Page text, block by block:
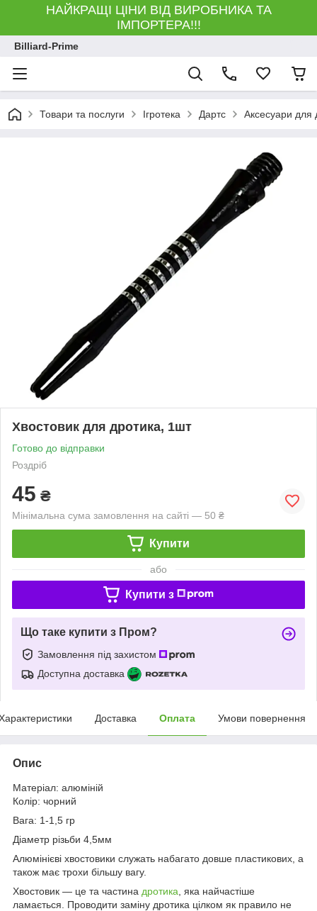
НАЙКРАЩІ ЦІНИ ВІД ВИРОБНИКА ТА
ІМПОРТЕРА!!!
Billiard-Prime
Товари та послуги Ігротека Дартс Аксесуари для
Хвостовик для дротика, 1шт
Готово до відправки
Роздріб
45 ₴
Мінімальна сума замовлення на сайті — 50 ₴
Купити
або
Купити з
Що таке купити з Пром?
Замовлення під захистом
Доступна доставка
Доставка Оплата Умови повернення
Опис
Матеріал: алюміній
Колір: чорний
Вага: 1-1,5 гр
Діаметр різьби 4,5мм
Алюмінієві хвостовики служать набагато довше пластикових, а
також має трохи більшу вагу.
Хвостовик — це та частина дротика , яка найчастіше
ламається. Проводити заміну дротика цілком як правило не